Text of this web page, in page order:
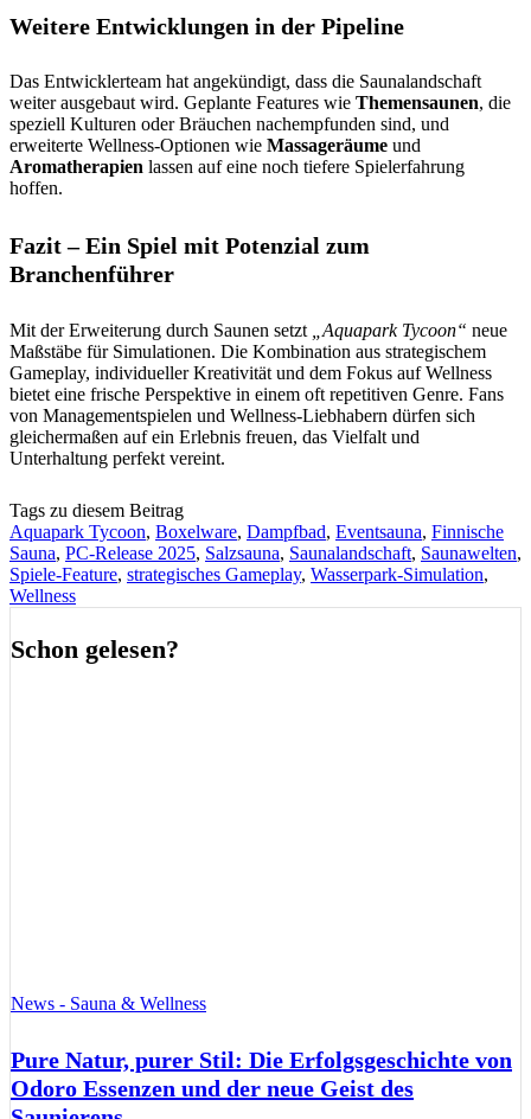
Weitere Entwicklungen in der Pipeline
Das Entwicklerteam hat angekündigt, dass die Saunalandschaft
weiter ausgebaut wird. Geplante Features wie Themensaunen, die
speziell Kulturen oder Bräuchen nachempfunden sind, und
erweiterte Wellness-Optionen wie Massageräume und
Aromatherapien lassen auf eine noch tiefere Spielerfahrung
hoffen.
Fazit – Ein Spiel mit Potenzial zum
Branchenführer
Mit der Erweiterung durch Saunen setzt „Aquapark Tycoon“ neue
Maßstäbe für Simulationen. Die Kombination aus strategischem
Gameplay, individueller Kreativität und dem Fokus auf Wellness
bietet eine frische Perspektive in einem oft repetitiven Genre. Fans
von Managementspielen und Wellness-Liebhabern dürfen sich
gleichermaßen auf ein Erlebnis freuen, das Vielfalt und
Unterhaltung perfekt vereint.
Tags zu diesem Beitrag
Aquapark Tycoon, Boxelware, Dampfbad, Eventsauna, Finnische
Sauna, PC-Release 2025, Salzsauna, Saunalandschaft, Saunawelten,
Spiele-Feature, strategisches Gameplay, Wasserpark-Simulation,
Wellness
Schon gelesen?
News - Sauna & Wellness
Pure Natur, purer Stil: Die Erfolgsgeschichte von
Odoro Essenzen und der neue Geist des